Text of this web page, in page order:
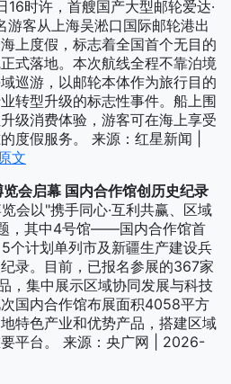
16时许，首艘国产大型邮轮爱达·
客从上海吴淞口国际邮轮港出
上度假，标志着全国首个无目的
式落地。本次航线全程不靠泊境
巡游，以邮轮本体作为旅行目的
转型升级的标志性事件。船上围
级消费体验，游客可在海上享受
度假服务。 来源：红星新闻 |
文
会启幕 国内合作馆创历史纪录
会以"携手同心·互利共赢、区域
，其中4号馆——国内合作馆首
个计划单列市及新疆生产建设兵
录。目前，已报名参展的367家
，集中展示区域协同发展与科技
国内合作馆布展面积4058平方
特色产业和优势产品，搭建区域
平台。 来源：央广网 | 2026-